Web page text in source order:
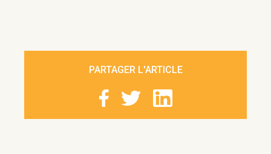
PARTAGER L'ARTICLE